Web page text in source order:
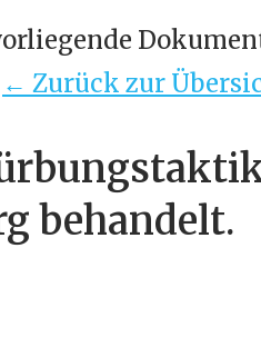
← Zurück zur
behandelt.